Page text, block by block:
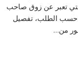
تعبر عن زوق صاحب
حسب الطلب، تفصيل
من…